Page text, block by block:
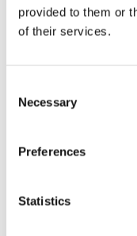
provided to them or
of their services.
Selection
Necessary
Preferences
Statistics